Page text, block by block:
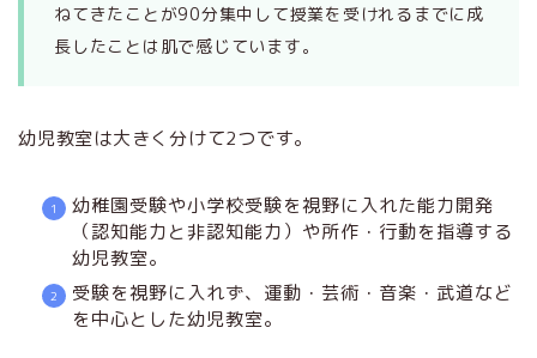
ねてきたことが90分集中して授業を受けれるまでに成
長したことは肌で感じています。
幼児教室は大きく分けて2つです。
幼稚園受験や小学校受験を視野に入れた能力開発
（認知能力と非認知能力）や所作・行動を指導する
幼児教室。
受験を視野に入れず、運動・芸術・音楽・武道など
を中心とした幼児教室。